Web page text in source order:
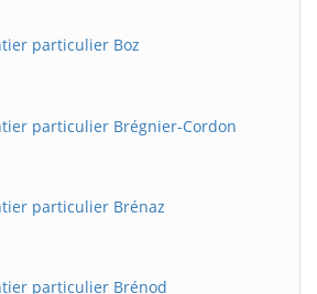
particulier Boz
particulier Brégnier-Cordon
particulier Brénaz
particulier Brénod